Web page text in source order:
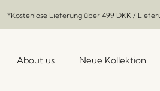
*Kostenlose Lieferung über 499 DKK /
About us Neue Kollektion